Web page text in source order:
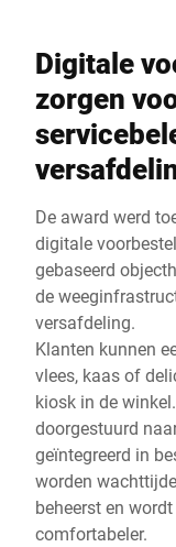
Digitale
zorgen
De award werd
digitale
gebaseerd
de
versafdeling.
Klanten kunnen
vlees, kaas of
kiosk in de
doorgestuurd
geïntegreerd in
worden
beheerst en
comfortabeler.